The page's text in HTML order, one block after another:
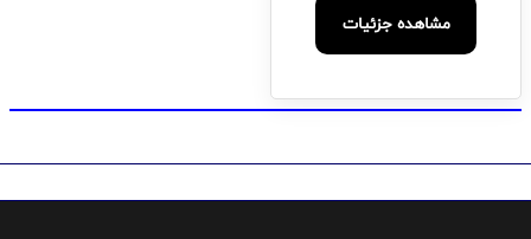
مشاهده جزئیات